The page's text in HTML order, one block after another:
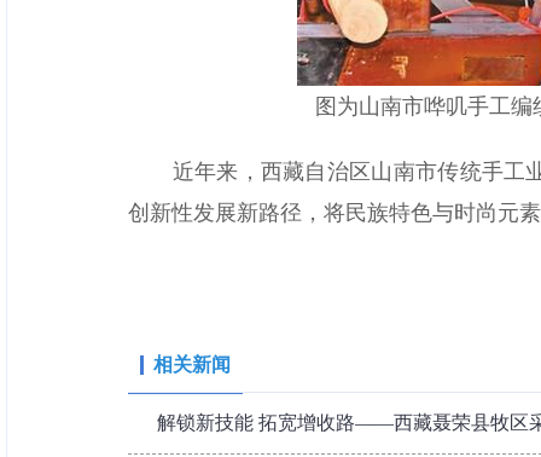
图为山南市哗叽手工
近年来，西藏自治区山南市传统手工业
创新性发展新路径，将民族特色与时尚元
相关新闻
解锁新技能 拓宽增收路——西藏聂荣县牧区